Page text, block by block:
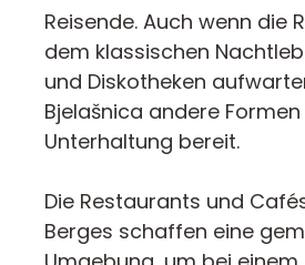
Reisende. Auch wenn die
dem klassischen
und Diskotheken
Bjelašnica andere
Unterhaltung bereit.
Die Restaurants und
Berges schaffen eine